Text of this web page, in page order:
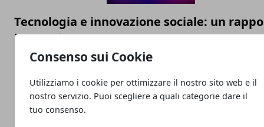
Consenso sui Cookie
Utilizziamo i cookie per ottimizzare il nostro sito web e il
nostro servizio. Puoi scegliere a quali categorie dare il
tuo consenso.
Tecnologia e innovazione sociale: un
in crescita
18/07/2025